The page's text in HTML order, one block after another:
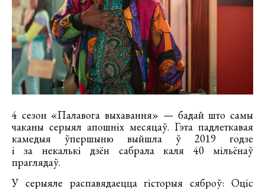
4 cезон «Палавога выхавання» — бадай што самы
чаканы серыял апошніх месяцаў. Гэта падлеткавая
камедыя ўпершыню выйшла ў 2019 годзе
і за некалькі дзён сабрала каля 40 мільёнаў
праглядаў.
У серыяле распавядаецца гісторыя сяброў: Оціс